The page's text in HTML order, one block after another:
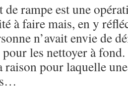
de rampe est une
à faire mais, en y
n’avait envie de
les nettoyer à
raison pour laquelle